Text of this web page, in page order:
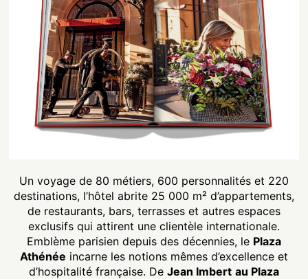
Un voyage de 80 métiers, 600 personnalités et 220
destinations, l’hôtel abrite 25 000 m² d’appartements,
de restaurants, bars, terrasses et autres espaces
exclusifs qui attirent une clientèle internationale.
Emblème parisien depuis des décennies, le Plaza
Athénée incarne les notions mêmes d’excellence et
d’hospitalité française. De Jean Imbert au Plaza